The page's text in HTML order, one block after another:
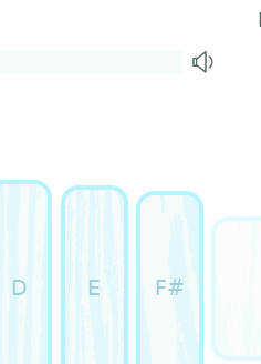
D E F#